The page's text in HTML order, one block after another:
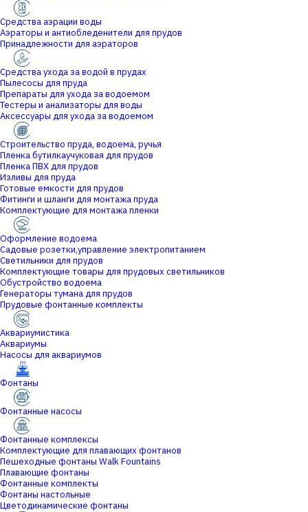
Средства аэрации воды
Аэраторы и антиобледенители для прудов
Принадлежности для аэраторов
Средства ухода за водой в прудах
Пылесосы для пруда
Препараты для ухода за водоемом
Тестеры и анализаторы для воды
Аксессуары для ухода за водоемом
Строительство пруда, водоема, ручья
Пленка бутилкаучуковая для прудов
Пленка ПВХ для прудов
Изливы для пруда
Готовые емкости для прудов
Фитинги и шланги для монтажа пруда
Комплектующие для монтажа пленки
Оформление водоема
Садовые розетки,управление электропитанием
Светильники для прудов
Комплектующие товары для прудовых светильников
Обустройство водоема
Генераторы тумана для прудов
Прудовые фонтанные комплекты
Аквариумистика
Аквариумы
Насосы для аквариумов
Фонтаны
Фонтанные насосы
Фонтанные комплексы
Комплектующие для плавающих фонтанов
Пешеходные фонтаны Walk Fountains
Плавающие фонтаны
Фонтанные комплекты
Фонтаны настольные
Цветодинамические фонтаны